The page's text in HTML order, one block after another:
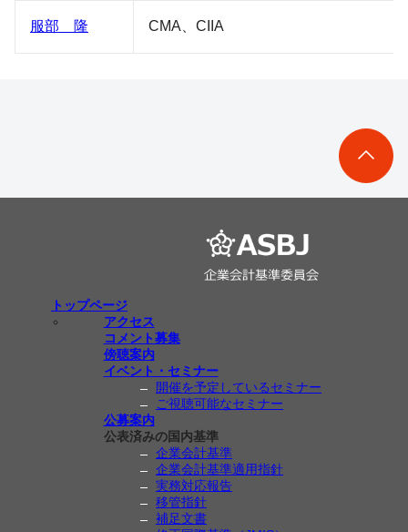
服部 隆 CMA、CIIA
トップページ
アクセス
コメント募集
傍聴案内
イベント・セミナー
開催を予定しているセミナー
ご視聴可能なセミナー
公募案内
公表済みの国内基準
企業会計基準
企業会計基準適用指針
実務対応報告
移管指針
補足文書